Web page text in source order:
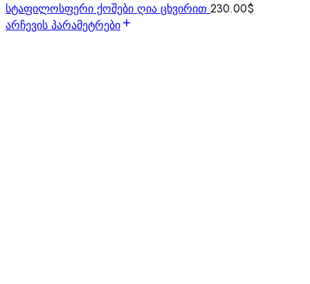
სტაფილოსფერი ქოშები ღია ცხვირით 230.00$
არჩევის პარამეტრები